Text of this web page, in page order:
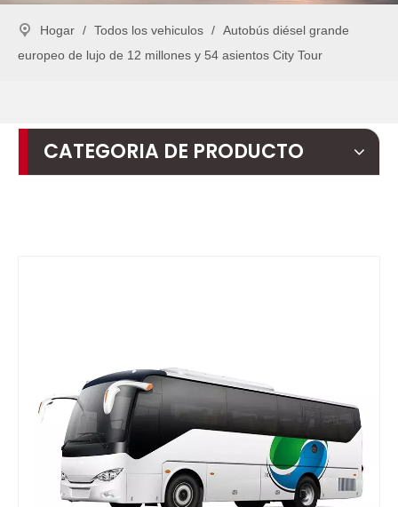
Hogar / Todos los vehiculos / Autobús diésel grande
europeo de lujo de 12 millones y 54 asientos City Tour
CATEGORIA DE PRODUCTO